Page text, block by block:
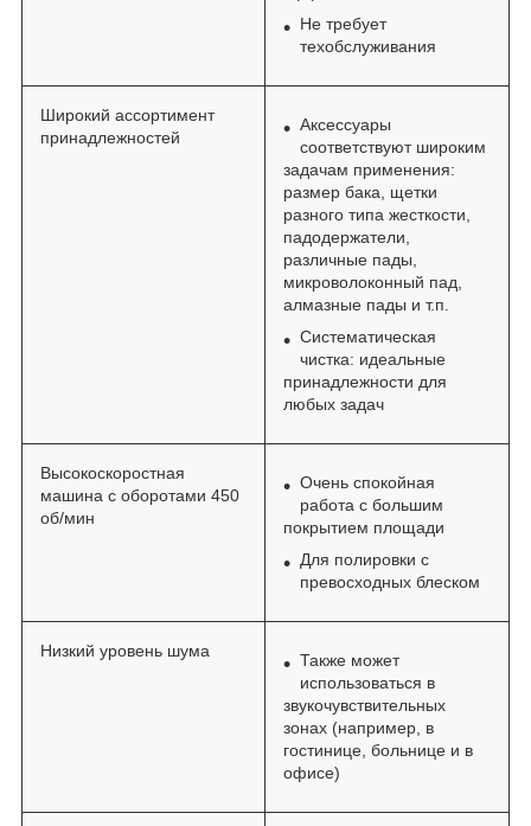
Не требует
техобслуживания
Широкий ассортимент
принадлежностей
Аксессуары
соответствуют широким
задачам применения:
размер бака, щетки
разного типа жесткости,
падодержатели,
различные пады,
микроволоконный пад,
алмазные пады и т.п.
Систематическая
чистка: идеальные
принадлежности для
любых задач
Высокоскоростная
машина с оборотами 450
об/мин
Очень спокойная
работа с большим
покрытием площади
Для полировки с
превосходных блеском
Низкий уровень шума
Также может
использоваться в
звукочувствительных
зонах (например, в
гостинице, больнице и в
офисе)